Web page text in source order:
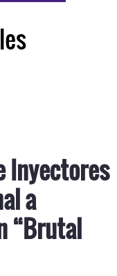
Inyectores
a
“Brutal